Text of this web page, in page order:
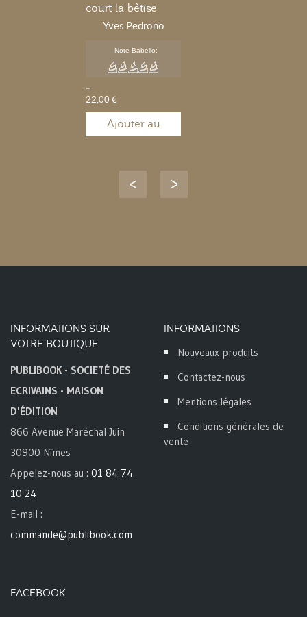
court la bêtise
Yves Pedrono
Note Babelio:
-
22,00 €
Ajouter au
INFORMATIONS SUR
VOTRE BOUTIQUE
PUBLIBOOK - SOCIETÉ DES
ECRIVAINS - MAISON
D'ÉDITION
866 Avenue Maréchal Juin
30900 Nîmes
Appelez-nous au : 01 84 74
10 24
E-mail :
commande@publibook.com
INFORMATIONS
Nouveaux produits
Contactez-nous
Mentions légales
Conditions générales de
vente
FACEBOOK